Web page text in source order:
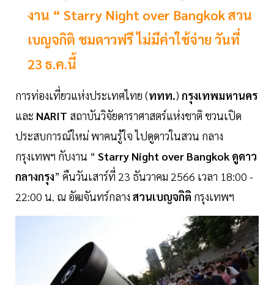
งาน “ Starry Night over Bangkok สวน
เบญจกิติ ชมดาวฟรี ไม่มีค่าใช้จ่าย วันที่
23 ธ.ค.นี้
การท่องเที่ยวแห่งประเทศไทย (ททท.) กรุงเทพมหานคร
และ NARIT สถาบันวิจัยดาราศาสตร์แห่งชาติ ชวนเปิด
ประสบการณ์ใหม่ พาคนรู้ใจ ไปดูดาวในสวน กลาง
กรุงเทพฯ กับงาน “ Starry Night over Bangkok ดูดาว
กลางกรุง” คืนวันเสาร์ที่ 23 ธันวาคม 2566 เวลา 18:00 -
22:00 น. ณ อัฒจันทร์กลาง สวนเบญจกิติ กรุงเทพฯ